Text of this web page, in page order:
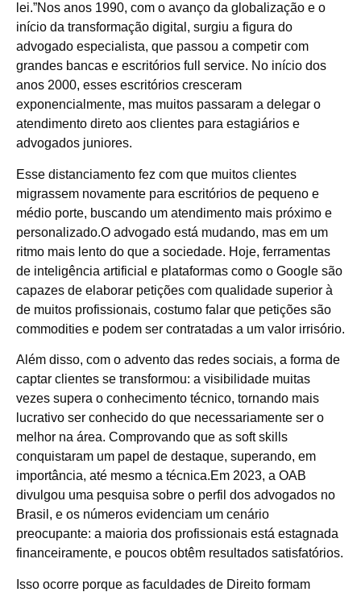
lei.”Nos anos 1990, com o avanço da globalização e o
início da transformação digital, surgiu a figura do
advogado especialista, que passou a competir com
grandes bancas e escritórios full service. No início dos
anos 2000, esses escritórios cresceram
exponencialmente, mas muitos passaram a delegar o
atendimento direto aos clientes para estagiários e
advogados juniores.
Esse distanciamento fez com que muitos clientes
migrassem novamente para escritórios de pequeno e
médio porte, buscando um atendimento mais próximo e
personalizado.O advogado está mudando, mas em um
ritmo mais lento do que a sociedade. Hoje, ferramentas
de inteligência artificial e plataformas como o Google são
capazes de elaborar petições com qualidade superior à
de muitos profissionais, costumo falar que petições são
commodities e podem ser contratadas a um valor irrisório.
Além disso, com o advento das redes sociais, a forma de
captar clientes se transformou: a visibilidade muitas
vezes supera o conhecimento técnico, tornando mais
lucrativo ser conhecido do que necessariamente ser o
melhor na área. Comprovando que as soft skills
conquistaram um papel de destaque, superando, em
importância, até mesmo a técnica.Em 2023, a OAB
divulgou uma pesquisa sobre o perfil dos advogados no
Brasil, e os números evidenciam um cenário
preocupante: a maioria dos profissionais está estagnada
financeiramente, e poucos obtêm resultados satisfatórios.
Isso ocorre porque as faculdades de Direito formam